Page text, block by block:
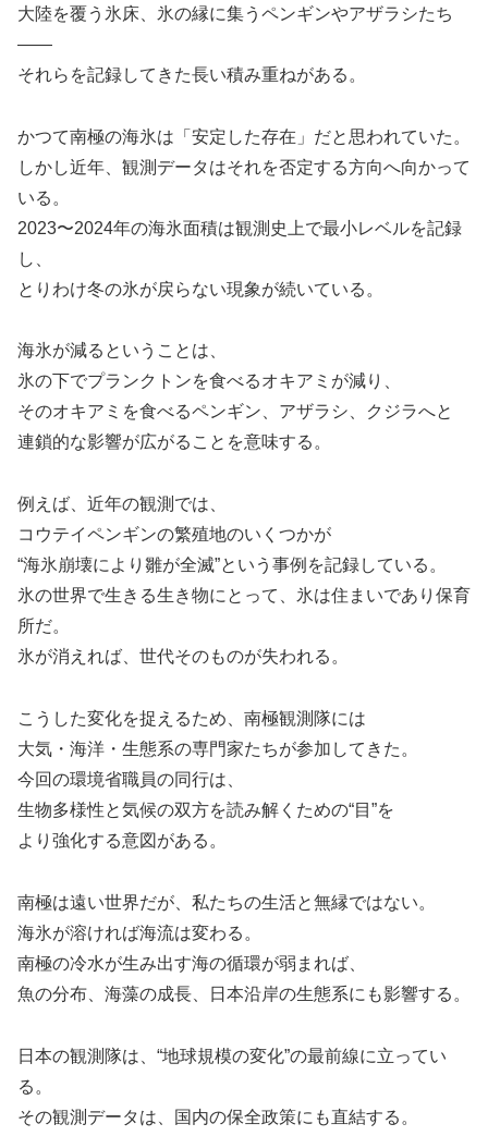
大陸を覆う氷床、氷の縁に集うペンギンやアザラシたち
――
それらを記録してきた長い積み重ねがある。
かつて南極の海氷は「安定した存在」だと思われていた。
しかし近年、観測データはそれを否定する方向へ向かって
いる。
2023〜2024年の海氷面積は観測史上で最小レベルを記録
し、
とりわけ冬の氷が戻らない現象が続いている。
海氷が減るということは、
氷の下でプランクトンを食べるオキアミが減り、
そのオキアミを食べるペンギン、アザラシ、クジラへと
連鎖的な影響が広がることを意味する。
例えば、近年の観測では、
コウテイペンギンの繁殖地のいくつかが
“海氷崩壊により雛が全滅”という事例を記録している。
氷の世界で生きる生き物にとって、氷は住まいであり保育
所だ。
氷が消えれば、世代そのものが失われる。
こうした変化を捉えるため、南極観測隊には
大気・海洋・生態系の専門家たちが参加してきた。
今回の環境省職員の同行は、
生物多様性と気候の双方を読み解くための“目”を
より強化する意図がある。
南極は遠い世界だが、私たちの生活と無縁ではない。
海氷が溶ければ海流は変わる。
南極の冷水が生み出す海の循環が弱まれば、
魚の分布、海藻の成長、日本沿岸の生態系にも影響する。
日本の観測隊は、“地球規模の変化”の最前線に立ってい
る。
その観測データは、国内の保全政策にも直結する。